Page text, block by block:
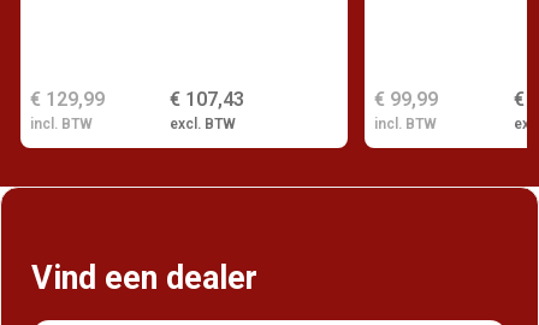
€ 107,43
excl. BTW
€ 129,99
incl. BTW
€
€ 99,99
incl. BTW
Vind een dealer